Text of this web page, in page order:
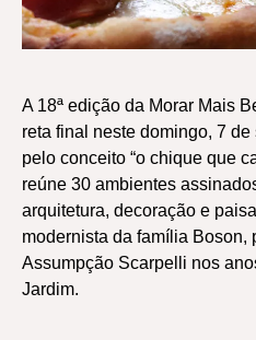
A 18ª edição da Morar Mais
reta final neste domingo, 7
pelo conceito “o chique que
reúne 30 ambientes
arquitetura, decoração e
modernista da família Boson,
Assumpção Scarpelli nos
Jardim.